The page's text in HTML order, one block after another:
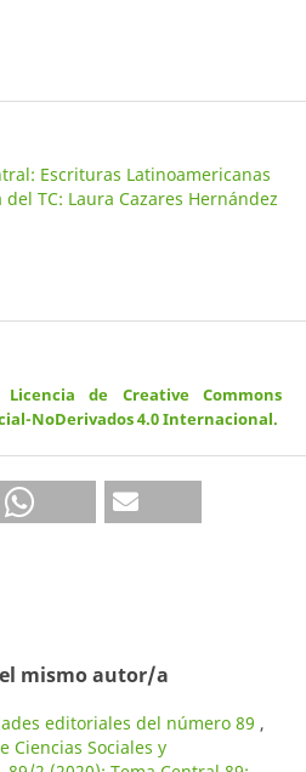
Escrituras Latinoamericanas
TC: Laura Cazares Hernández
Licencia de Creative Commons
NoDerivados 4.0 Internacional.
mismo autor/a
editoriales del número 89 ,
Ciencias Sociales y